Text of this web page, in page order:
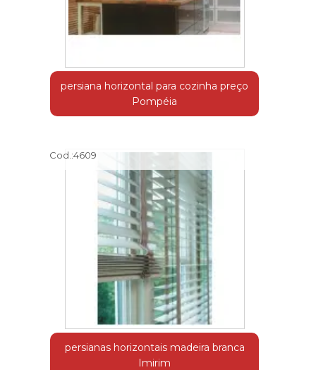
persiana horizontal para cozinha preço
Pompéia
Cod.:4609
persianas horizontais madeira branca
Imirim